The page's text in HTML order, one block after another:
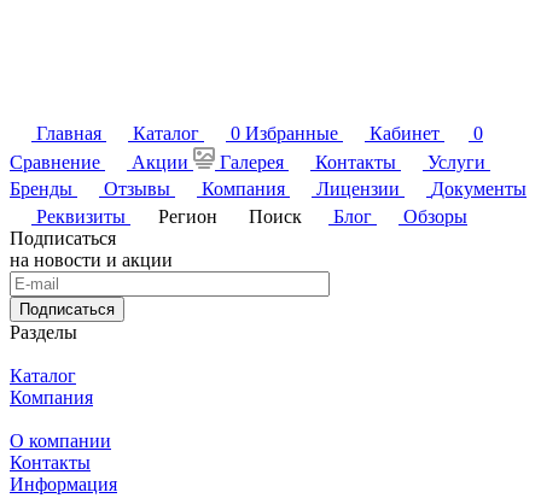
Главная Каталог 0 Избранные Кабинет
0
Сравнение
Акции Галерея Контакты
Услуги
Бренды
Отзывы Компания Лицензии
Документы
Реквизиты
Регион Поиск Блог
Обзоры
Подписаться
на новости и акции
Подписаться
Разделы
Каталог
Компания
О компании
Контакты
Информация